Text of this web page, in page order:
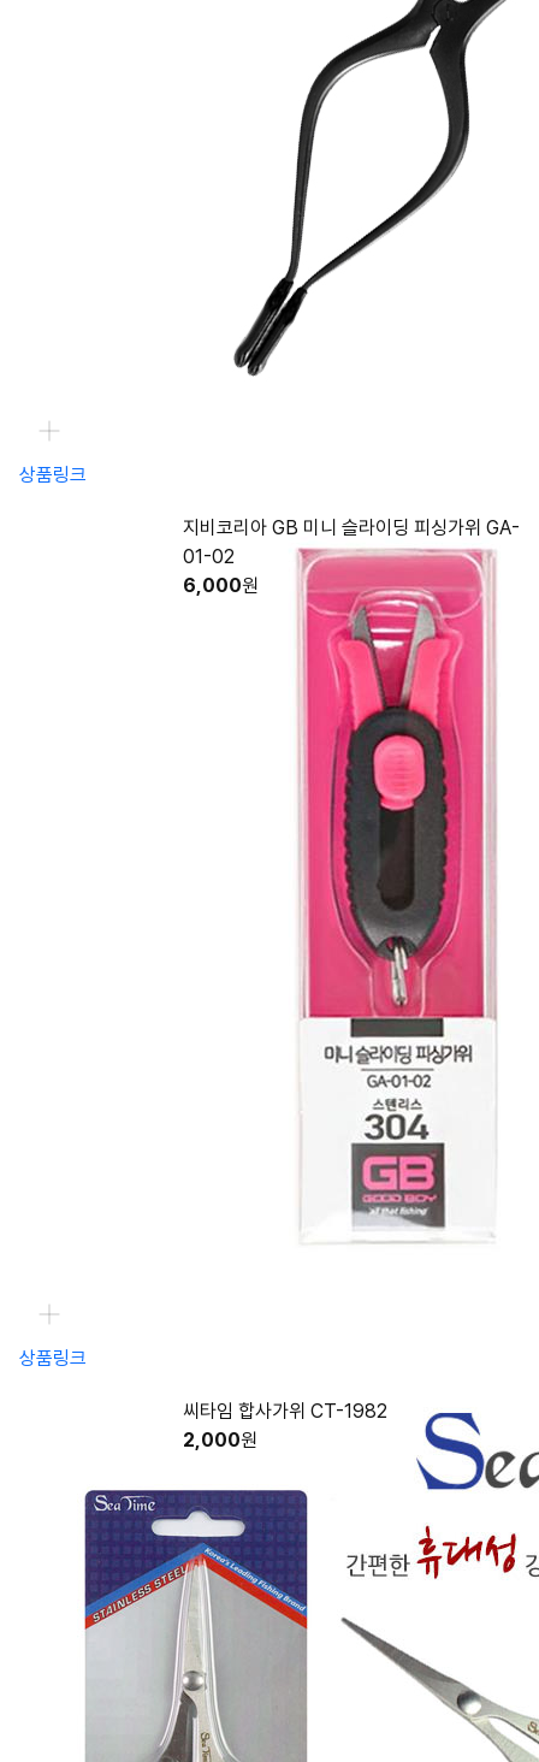
상품링크
지비코리아 GB 미니 슬라이딩 피싱가위 GA-
01-02
6,000원
상품링크
씨타임 합사가위 CT-1982
2,000원